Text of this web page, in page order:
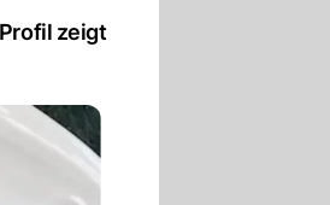
zeigt